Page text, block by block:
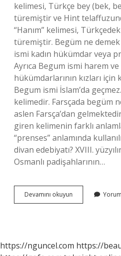
kelimesi, Türkçe bey (bek,
türemiştir ve Hint
“Hanım” kelimesi,
türemiştir. Begüm ne demek
ismi kadın hükümdar veya
Ayrıca Begum ismi harem
hükümdarlarının kızları
Begum ismi İslam’da
kelimedir. Farsçada begüm
aslen Farsça’dan
giren kelimenin farklı
“prenses” anlamında
divan edebiyatı? XVIII.
Osmanlı padişahlarının…
Devamını okuyun
Ne
https://nguncel.com https://